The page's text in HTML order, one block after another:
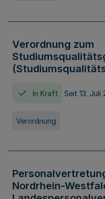
Verordnung zum
In Kraft Seit 13. Juli
Verordnung
Nordrhein-